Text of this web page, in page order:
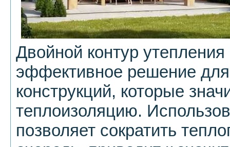
Двойной контур
эффективное решение
конструкций, которые
теплоизоляцию.
позволяет сократить